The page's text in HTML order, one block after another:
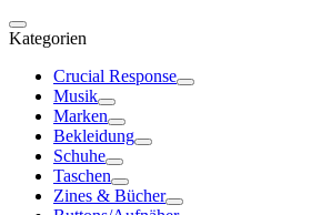
Kategorien
Crucial Response
Musik
Marken
Bekleidung
Schuhe
Taschen
Zines & Bücher